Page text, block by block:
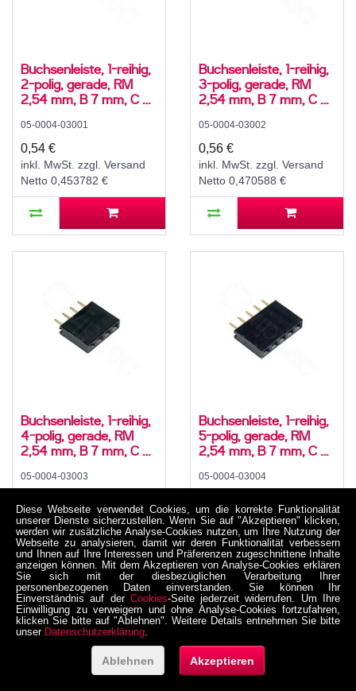
Buchsenleiste, 1-reihig,
2-polig, gerade, RM
2,54 mm, B 7 mm, C 3
05-0004-03001
0,54 €
inkl. MwSt. zzgl. Versand
Netto 0,453782 €
Buchsenleiste, 1-reihig,
3-polig, gerade, RM
2,54 mm, B 7 mm, C 3
05-0004-03002
0,56 €
inkl. MwSt. zzgl. Versand
Netto 0,470588 €
Buchsenleiste, 1-reihig,
4-polig, gerade, RM
2,54 mm, B 7 mm, C 3
05-0004-03003
inkl. MwSt. zzgl. Versand
Netto 0,477311 €
Buchsenleiste, 1-reihig,
5-polig, gerade, RM
2,54 mm, B 7 mm, C 3
05-0004-03004
inkl. MwSt. zzgl. Versand
Netto 0,485714 €
Diese Webseite verwendet Cookies, um die korrekte Funktionalität
unserer Dienste sicherzustellen. Wenn Sie auf "Akzeptieren" klicken,
werden wir zusätzliche Analyse-Cookies nutzen, um Ihre Nutzung der
Webseite zu analysieren, damit wir deren Funktionalität verbessern
und Ihnen auf Ihre Interessen und Präferenzen zugeschnittene Inhalte
anzeigen können. Mit dem Akzeptieren von Analyse-Cookies erklären
Sie sich mit der diesbezüglichen Verarbeitung Ihrer
personenbezogenen Daten einverstanden. Sie können Ihr
Einverständnis auf der Cookies-Seite jederzeit widerrufen. Um Ihre
Einwilligung zu verweigern und ohne Analyse-Cookies fortzufahren,
klicken Sie bitte auf "Ablehnen". Weitere Details entnehmen Sie bitte
unser Datenschutzerklärung.
Ablehnen Akzeptieren